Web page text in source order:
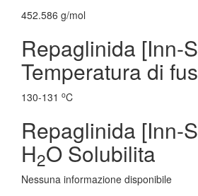
452.586 g/mol
Repaglinida [Inn-
Temperatura di
130-131 oC
Repaglinida [Inn-
H2O Solubilita
Nessuna informazione disponibile